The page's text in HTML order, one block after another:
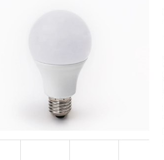
Polecamy